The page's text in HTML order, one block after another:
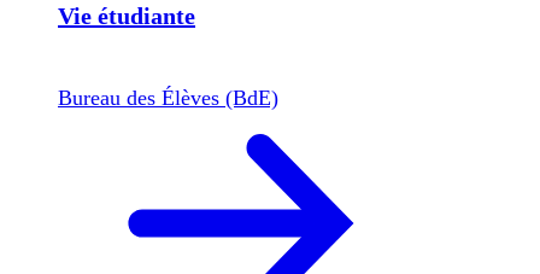
Vie étudiante
Bureau des Élèves (BdE)